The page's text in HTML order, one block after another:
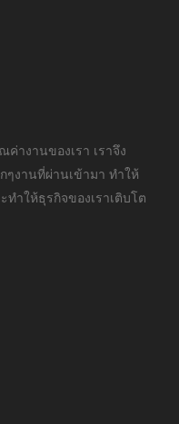
างานของเรา เราจึง
งานที่ผ่านเข้ามา ทำให้
ำให้ธุรกิจของเราเติบโต